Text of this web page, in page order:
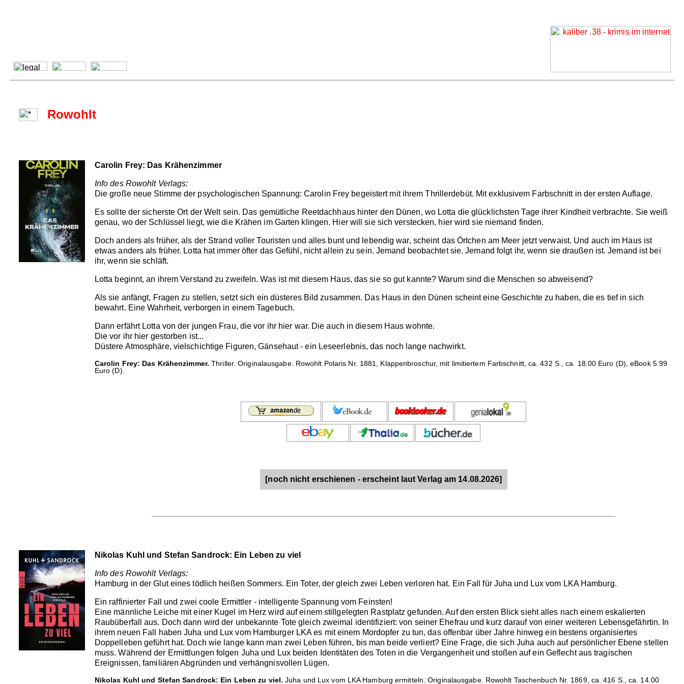
Rowohlt
Carolin Frey: Das Krähenzimmer
Info des Rowohlt Verlags:
Die große neue Stimme der psychologischen Spannung: Carolin Frey begeistert mit ihrem Thrillerdebüt. Mit exklusivem Farbschnitt in der ersten Auflage.
Es sollte der sicherste Ort der Welt sein. Das gemütliche Reetdachhaus hinter den Dünen, wo Lotta die glücklichsten Tage ihrer Kindheit verbrachte. Sie weiß
genau, wo der Schlüssel liegt, wie die Krähen im Garten klingen. Hier will sie sich verstecken, hier wird sie niemand finden.
Doch anders als früher, als der Strand voller Touristen und alles bunt und lebendig war, scheint das Örtchen am Meer jetzt verwaist. Und auch im Haus ist
etwas anders als früher. Lotta hat immer öfter das Gefühl, nicht allein zu sein. Jemand beobachtet sie. Jemand folgt ihr, wenn sie draußen ist. Jemand ist bei
ihr, wenn sie schläft.
Lotta beginnt, an ihrem Verstand zu zweifeln. Was ist mit diesem Haus, das sie so gut kannte? Warum sind die Menschen so abweisend?
Als sie anfängt, Fragen zu stellen, setzt sich ein düsteres Bild zusammen. Das Haus in den Dünen scheint eine Geschichte zu haben, die es tief in sich
bewahrt. Eine Wahrheit, verborgen in einem Tagebuch.
Dann erfährt Lotta von der jungen Frau, die vor ihr hier war. Die auch in diesem Haus wohnte.
Die vor ihr hier gestorben ist...
Düstere Atmosphäre, vielschichtige Figuren, Gänsehaut - ein Leseerlebnis, das noch lange nachwirkt.
Carolin Frey: Das Krähenzimmer. Thriller. Originalausgabe. Rowohlt Polaris Nr. 1881, Klappenbroschur, mit limitiertem Farbschnitt, ca. 432 S., ca. 18.00 Euro (D), eBook 5.99
Euro (D).
[noch nicht erschienen - erscheint laut Verlag am 14.08.2026]
Nikolas Kuhl und Stefan Sandrock: Ein Leben zu viel
Info des Rowohlt Verlags:
Hamburg in der Glut eines tödlich heißen Sommers. Ein Toter, der gleich zwei Leben verloren hat. Ein Fall für Juha und Lux vom LKA Hamburg.
Ein raffinierter Fall und zwei coole Ermittler - intelligente Spannung vom Feinsten!
Eine männliche Leiche mit einer Kugel im Herz wird auf einem stillgelegten Rastplatz gefunden. Auf den ersten Blick sieht alles nach einem eskalierten
Raubüberfall aus. Doch dann wird der unbekannte Tote gleich zweimal identifiziert: von seiner Ehefrau und kurz darauf von einer weiteren Lebensgefährtin. In
ihrem neuen Fall haben Juha und Lux vom Hamburger LKA es mit einem Mordopfer zu tun, das offenbar über Jahre hinweg ein bestens organisiertes
Doppelleben geführt hat. Doch wie lange kann man zwei Leben führen, bis man beide verliert? Eine Frage, die sich Juha auch auf persönlicher Ebene stellen
muss. Während der Ermittlungen folgen Juha und Lux beiden Identitäten des Toten in die Vergangenheit und stoßen auf ein Geflecht aus tragischen
Ereignissen, familiären Abgründen und verhängnisvollen Lügen.
Nikolas Kuhl und Stefan Sandrock: Ein Leben zu viel. Juha und Lux vom LKA Hamburg ermitteln. Originalausgabe. Rowohlt Taschenbuch Nr. 1869, ca. 416 S., ca. 14.00